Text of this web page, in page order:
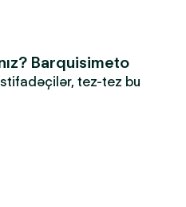
Barquisimeto
tez-tez bu